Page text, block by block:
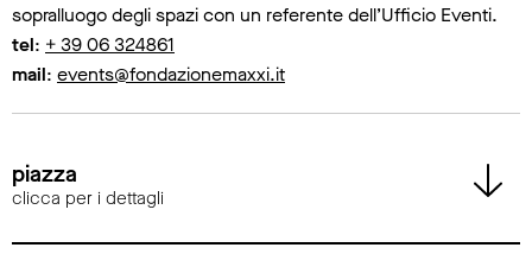
sopralluogo degli spazi con un referente dell’Ufficio Eventi.
tel: + 39 06 324861
mail: events@fondazionemaxxi.it
piazza
clicca per i dettagli